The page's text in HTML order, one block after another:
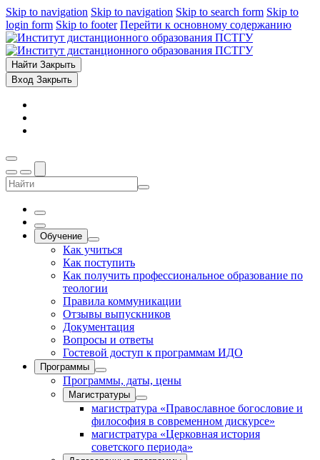
Skip to navigation Skip to navigation Skip to search form Skip to
login form Skip to footer Перейти к основному содержанию
Найти Закрыть
Вход Закрыть
Обучение
Как учиться
Как поступить
Как получить профессиональное образование по
теологии
Правила коммуникации
Отзывы выпускников
Документация
Вопросы и ответы
Гостевой доступ к программам ИДО
Программы
Программы, даты, цены
Магистратуры
магистратура «Православное богословие и
философия в современном дискурсе»
магистратура «Церковная история
советского периода»